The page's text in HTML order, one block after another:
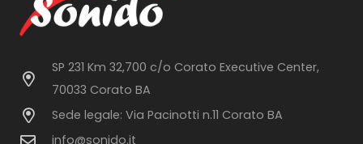
SP 231 Km 32,700 c/o Corato Executive Center,
70033 Corato BA
Sede legale: Via Pacinotti n.11 Corato BA
info@sonido.it